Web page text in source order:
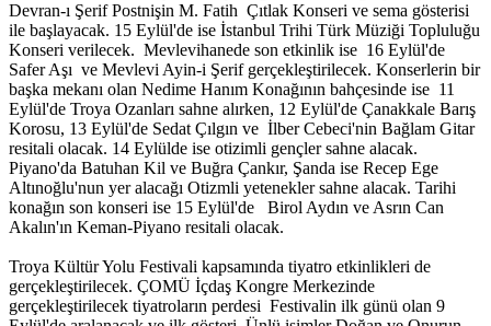
Devran-ı Şerif Postnişin M. Fatih Çıtlak Konseri ve sema gösterisi
ile başlayacak. 15 Eylül'de ise İstanbul Trihi Türk Müziği Topluluğu
Konseri verilecek. Mevlevihanede son etkinlik ise 16 Eylül'de
Safer Aşı ve Mevlevi Ayin-i Şerif gerçekleştirilecek. Konserlerin bir
başka mekanı olan Nedime Hanım Konağının bahçesinde ise 11
Eylül'de Troya Ozanları sahne alırken, 12 Eylül'de Çanakkale Barış
Korosu, 13 Eylül'de Sedat Çılgın ve İlber Cebeci'nin Bağlam Gitar
resitali olacak. 14 Eylülde ise otizimli gençler sahne alacak.
Piyano'da Batuhan Kil ve Buğra Çankır, Şanda ise Recep Ege
Altınoğlu'nun yer alacağı Otizmli yetenekler sahne alacak. Tarihi
konağın son konseri ise 15 Eylül'de Birol Aydın ve Asrın Can
Akalın'ın Keman-Piyano resitali olacak.
Troya Kültür Yolu Festivali kapsamında tiyatro etkinlikleri de
gerçekleştirilecek. ÇOMÜ İçdaş Kongre Merkezinde
gerçekleştirilecek tiyatroların perdesi Festivalin ilk günü olan 9